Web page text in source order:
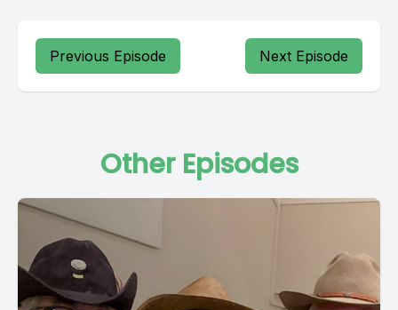
Previous Episode Next Episode
Other Episodes